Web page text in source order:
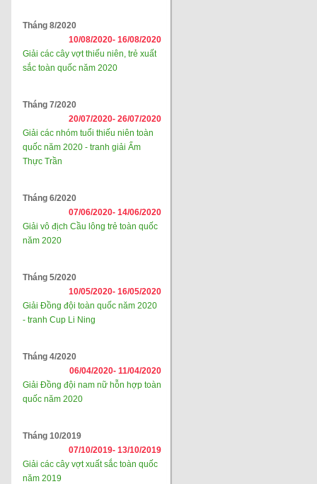
Tháng 8/2020
10/08/2020- 16/08/2020
Giải các cây vợt thiếu niên, trẻ xuất
sắc toàn quốc năm 2020
Tháng 7/2020
20/07/2020- 26/07/2020
Giải các nhóm tuổi thiếu niên toàn
quốc năm 2020 - tranh giải Ẩm
Thực Trần
Tháng 6/2020
07/06/2020- 14/06/2020
Giải vô địch Cầu lông trẻ toàn quốc
năm 2020
Tháng 5/2020
10/05/2020- 16/05/2020
Giải Đồng đội toàn quốc năm 2020
- tranh Cup Li Ning
Tháng 4/2020
06/04/2020- 11/04/2020
Giải Đồng đội nam nữ hỗn hợp toàn
quốc năm 2020
Tháng 10/2019
07/10/2019- 13/10/2019
Giải các cây vợt xuất sắc toàn quốc
năm 2019